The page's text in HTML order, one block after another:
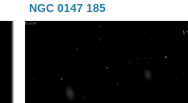
NGC 0147 185